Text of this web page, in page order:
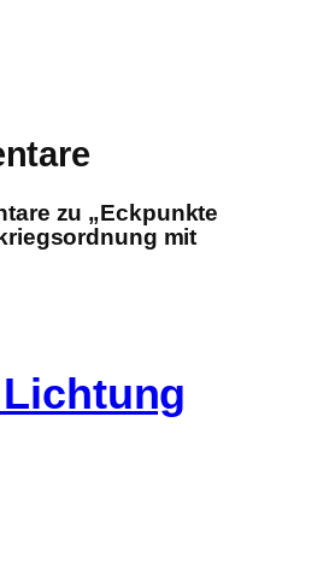
zu „Eckpunkte
mit